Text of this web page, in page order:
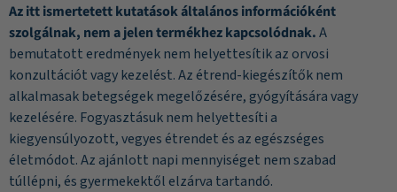
Az itt ismertetett kutatások általános információként
szolgálnak, nem a jelen termékhez kapcsolódnak.A
bemutatott eredmények nem helyettesítik az orvosi
konzultációt vagy kezelést. Az étrend-kiegészítők nem
alkalmasak betegségek megelőzésére, gyógyítására vagy
kezelésére. Fogyasztásuk nem helyettesíti a
kiegyensúlyozott, vegyes étrendet és az egészséges
életmódot. Az ajánlott napi mennyiséget nem szabad
túllépni, és gyermekektől elzárva tartandó.